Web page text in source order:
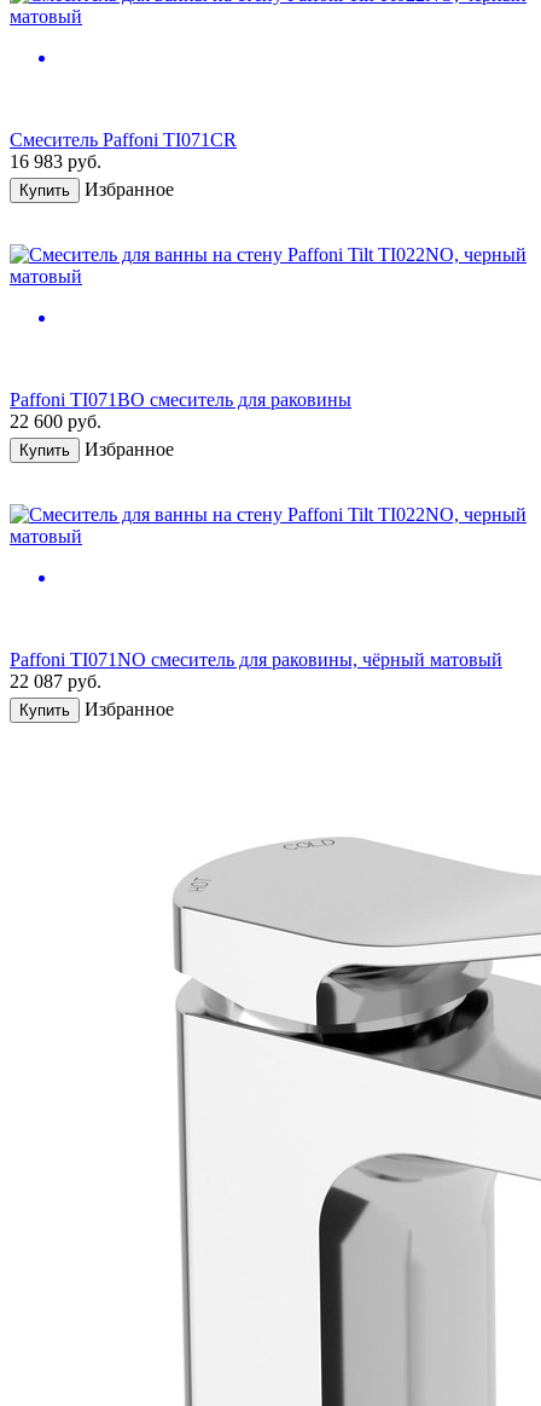
Смеситель Paffoni TI071CR
16 983 руб.
Купить Избранное
Paffoni TI071BO смеситель для раковины
22 600 руб.
Купить Избранное
Paffoni TI071NO смеситель для раковины, чёрный матовый
22 087 руб.
Купить Избранное